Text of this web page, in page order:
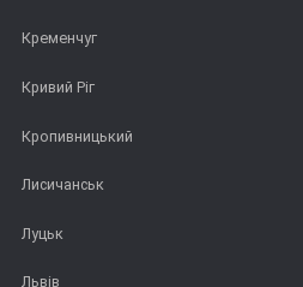
Кременчуг
Кривий Ріг
Кропивницький
Лисичанськ
Луцьк
Львів